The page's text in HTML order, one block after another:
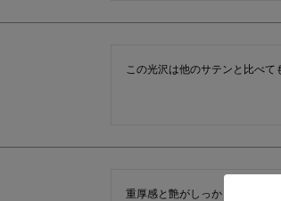
この光沢は他のサテンと比べ
重厚感と艶がしっかり感じられ